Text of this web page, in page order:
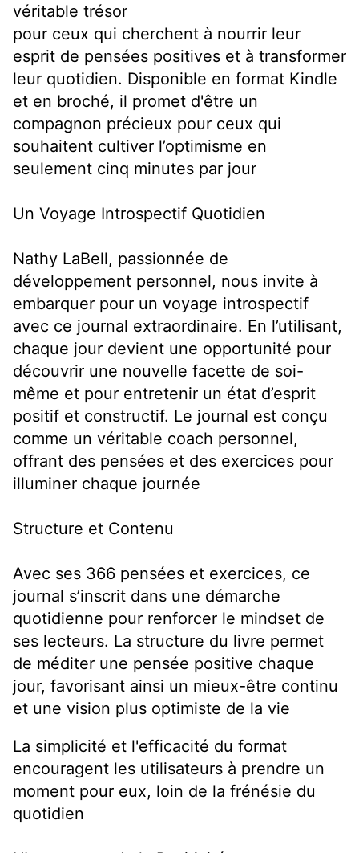
véritable trésor
pour ceux qui cherchent à nourrir leur
esprit de pensées positives et à transformer
leur quotidien. Disponible en format Kindle
et en broché, il promet d'être un
compagnon précieux pour ceux qui
souhaitent cultiver l’optimisme en
seulement cinq minutes par jour
Un Voyage Introspectif Quotidien
Nathy LaBell, passionnée de
développement personnel, nous invite à
embarquer pour un voyage introspectif
avec ce journal extraordinaire. En l’utilisant,
chaque jour devient une opportunité pour
découvrir une nouvelle facette de soi-
même et pour entretenir un état d’esprit
positif et constructif. Le journal est conçu
comme un véritable coach personnel,
offrant des pensées et des exercices pour
illuminer chaque journée
Structure et Contenu
Avec ses 366 pensées et exercices, ce
journal s’inscrit dans une démarche
quotidienne pour renforcer le mindset de
ses lecteurs. La structure du livre permet
de méditer une pensée positive chaque
jour, favorisant ainsi un mieux-être continu
et une vision plus optimiste de la vie
La simplicité et l'efficacité du format
encouragent les utilisateurs à prendre un
moment pour eux, loin de la frénésie du
quotidien